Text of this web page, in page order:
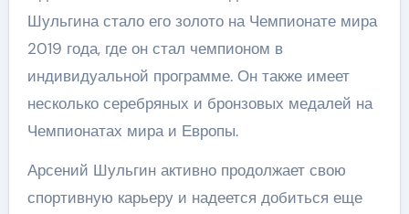
Шульгина стало его золото на Чемпионате мира
2019 года, где он стал чемпионом в
индивидуальной программе. Он также имеет
несколько серебряных и бронзовых медалей на
Чемпионатах мира и Европы.
Арсений Шульгин активно продолжает свою
спортивную карьеру и надеется добиться еще